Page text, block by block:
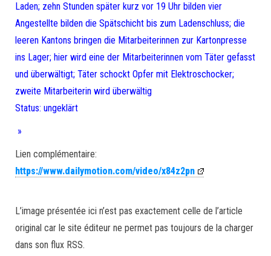
Laden; zehn Stunden später kurz vor 19 Uhr bilden vier
Angestellte bilden die Spätschicht bis zum Ladenschluss; die
leeren Kantons bringen die Mitarbeiterinnen zur Kartonpresse
ins Lager; hier wird eine der Mitarbeiterinnen vom Täter gefasst
und überwältigt; Täter schockt Opfer mit Elektroschocker;
zweite Mitarbeiterin wird überwältig
Status: ungeklärt
»
Lien complémentaire:
https://www.dailymotion.com/video/x84z2pn
L’image présentée ici n’est pas exactement celle de l’article
original car le site éditeur ne permet pas toujours de la charger
dans son flux RSS.